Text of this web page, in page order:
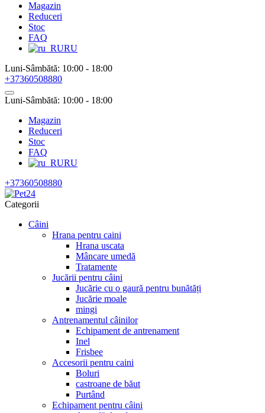
Magazin
Reduceri
Stoc
FAQ
RU
Luni-Sâmbătă: 10:00 - 18:00
+37360508880
Luni-Sâmbătă: 10:00 - 18:00
Magazin
Reduceri
Stoc
FAQ
RU
+37360508880
Categorii
Câini
Hrana pentru caini
Hrana uscata
Mâncare umedă
Tratamente
Jucării pentru câini
Jucărie cu o gaură pentru bunătăți
Jucărie moale
mingi
Antrenamentul câinilor
Echipament de antrenament
Inel
Frisbee
Accesorii pentru caini
Boluri
castroane de băut
Purtând
Echipament pentru câini